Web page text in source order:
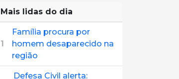
Mais lidas do dia
1
Família procura por
homem desaparecido na
região
Defesa Civil alerta: